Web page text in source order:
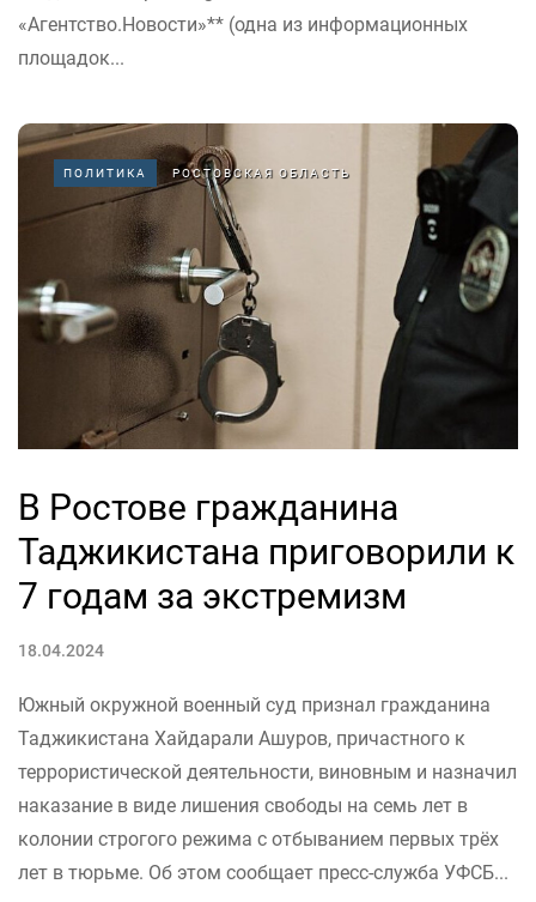
«Агентство.Новости»** (одна из информационных
площадок...
ПОЛИТИКА РОСТОВСКАЯ ОБЛАСТЬ
В Ростове гражданина
Таджикистана приговорили к
7 годам за экстремизм
18.04.2024
Южный окружной военный суд признал гражданина
Таджикистана Хайдарали Ашуров, причастного к
террористической деятельности, виновным и назначил
наказание в виде лишения свободы на семь лет в
колонии строгого режима с отбыванием первых трёх
лет в тюрьме. Об этом сообщает пресс-служба УФСБ...